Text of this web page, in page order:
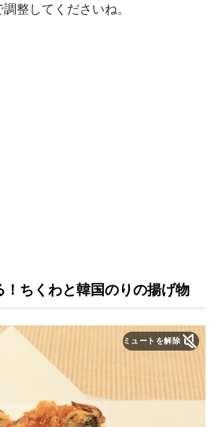
整してくださいね。
ちくわと韓国のりの揚げ物
ミュートを解除